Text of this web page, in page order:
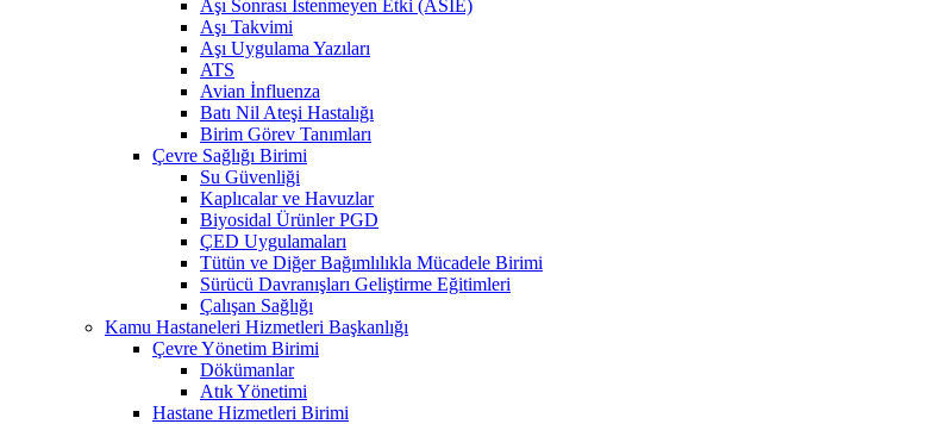
Aşı Sonrası İstenmeyen Etki (ASİE)
Aşı Takvimi
Aşı Uygulama Yazıları
ATS
Avian İnfluenza
Batı Nil Ateşi Hastalığı
Birim Görev Tanımları
Çevre Sağlığı Birimi
Su Güvenliği
Kaplıcalar ve Havuzlar
Biyosidal Ürünler PGD
ÇED Uygulamaları
Tütün ve Diğer Bağımlılıkla Mücadele Birimi
Sürücü Davranışları Geliştirme Eğitimleri
Çalışan Sağlığı
Kamu Hastaneleri Hizmetleri Başkanlığı
Çevre Yönetim Birimi
Dökümanlar
Atık Yönetimi
Hastane Hizmetleri Birimi